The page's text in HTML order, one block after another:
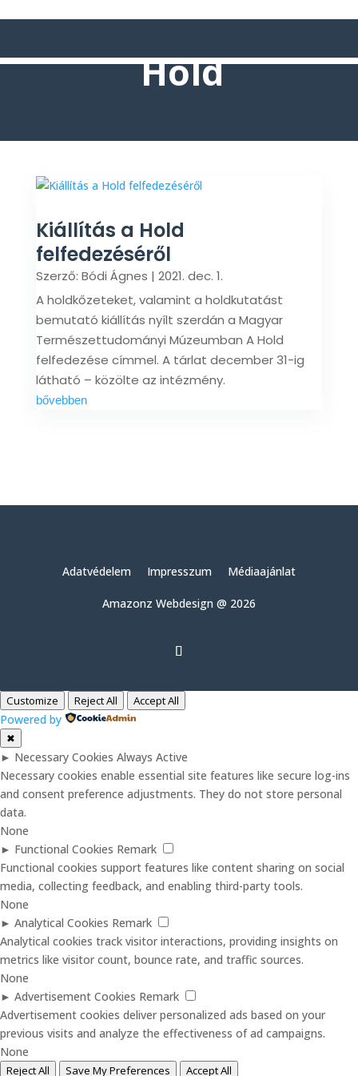
Hold
Kiállítás a Hold
felfedezéséről
Szerző: Bódi Ágnes | 2021. dec. 1.
A holdkőzeteket, valamint a holdkutatást
bemutató kiállítás nyílt szerdán a Magyar
Természettudományi Múzeumban A Hold
felfedezése címmel. A tárlat december 31-ig
látható – közölte az intézmény.
bővebben
Adatvédelem Impresszum Médiaajánlat
Amazonz Webdesign @ 2026
Customize Reject All Accept All
Powered by
✖
► Necessary Cookies Always Active
Necessary cookies enable essential site features like secure log-ins
and consent preference adjustments. They do not store personal
data.
None
► Functional Cookies Remark
Functional cookies support features like content sharing on social
media, collecting feedback, and enabling third-party tools.
None
► Analytical Cookies Remark
Analytical cookies track visitor interactions, providing insights on
metrics like visitor count, bounce rate, and traffic sources.
None
► Advertisement Cookies Remark
Advertisement cookies deliver personalized ads based on your
previous visits and analyze the effectiveness of ad campaigns.
None
Reject All Save My Preferences Accept All